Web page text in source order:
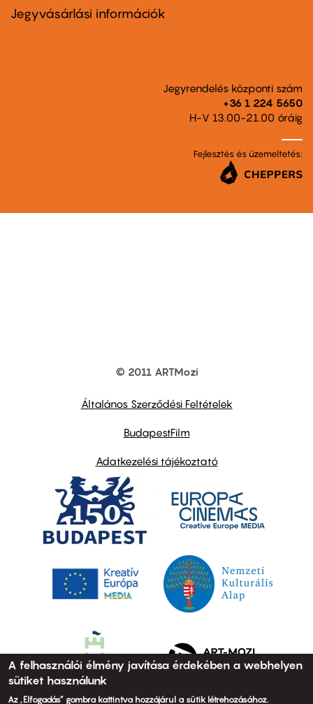
second
Jegyvásárlási információk
Jegyrendelés központi szám
+36 1 224 5650
H-V 13.00-21.00 óráig
Fejlesztés és üzemeltetés:
© 2011 ARTMozi
Általános Szerződési Feltételek
BudapestFilm
Adatkezelési tájékoztató
A felhasználói élmény javítása érdekében a webhelyen
sütiket használunk
Az „Elfogadás” gombra kattintva hozzájárul a sütik létrehozásához.